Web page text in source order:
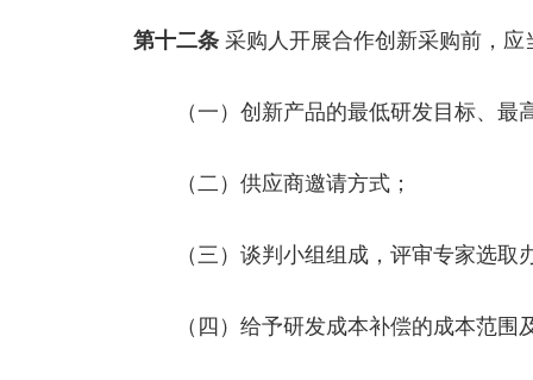
第十二条 采购人开展合作创新采购前，
（一）创新产品的最低研发目标、最
（二）供应商邀请方式；
（三）谈判小组组成，评审专家选取
（四）给予研发成本补偿的成本范围